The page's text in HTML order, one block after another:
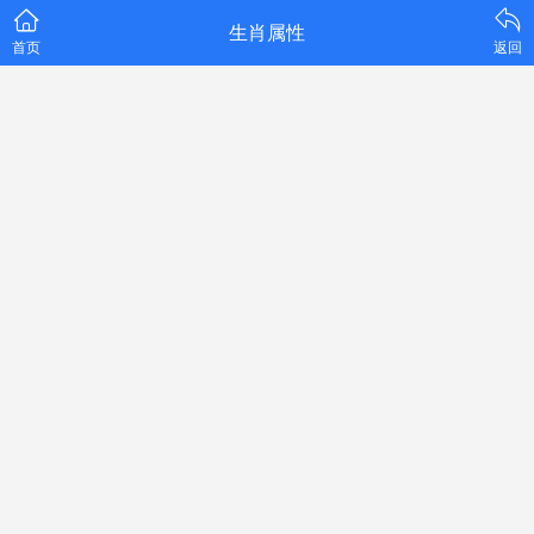
首页
生肖属性
返回